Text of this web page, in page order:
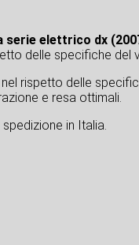
serie elettrico dx
delle specifiche del
nel rispetto delle
e resa ottimali.
in Italia.